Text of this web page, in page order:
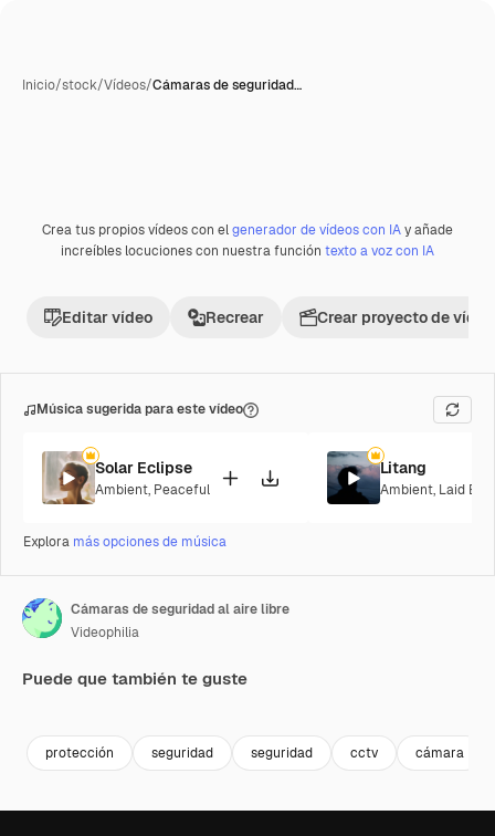
Inicio/stock/Vídeos/Cámaras de seguridad…
Premium
Crea tus propios vídeos con elgenerador de vídeos con IAy añade
increíbles locuciones con nuestra función texto a voz con IA
Editar vídeo Recrear Crear proyecto de vídeo
Música sugerida para este vídeo
Solar Eclipse
Ambient, Peaceful
Litang
Ambient, Laid
Explora más opciones de música
Cámaras de seguridad al aire libre
Videophilia
Puede que también te guste
protección seguridad seguridad cctv cámara